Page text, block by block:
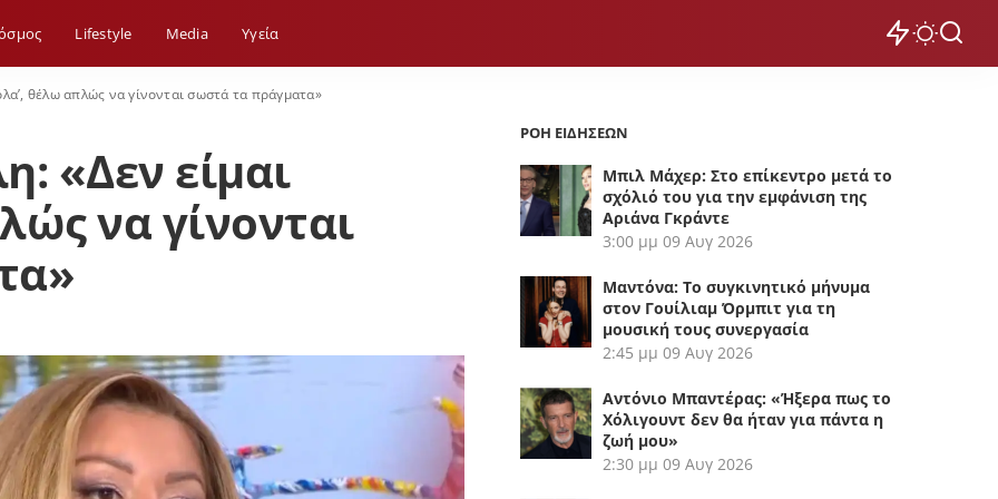
Lifestyle Media Yγεία
θέλω απλώς να γίνονται σωστά τα πράγματα»
«Δεν είμαι
να γίνονται
ΡΟΗ ΕΙΔΗΣΕΩΝ
Μπιλ Μάχερ: Στο επίκεντρο μετά το
σχόλιό του για την εμφάνιση της
Αριάνα Γκράντε
3:00 μμ 09 Αυγ 2026
Μαντόνα: Το συγκινητικό μήνυμα
στον Γουίλιαμ Όρμπιτ για τη
μουσική τους συνεργασία
2:45 μμ 09 Αυγ 2026
Αντόνιο Μπαντέρας: «Ήξερα πως το
Χόλιγουντ δεν θα ήταν για πάντα η
ζωή μου»
2:30 μμ 09 Αυγ 2026